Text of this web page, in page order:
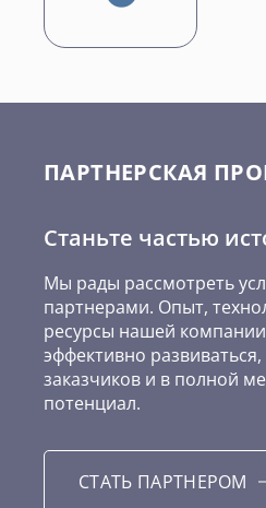
ПАРТНЕРСКАЯ
Станьте частью
Мы рады рассмотреть
партнерами. Опыт,
ресурсы нашей
эффективно
заказчиков и в полной
потенциал.
СТАТЬ ПАРТНЕРОМ